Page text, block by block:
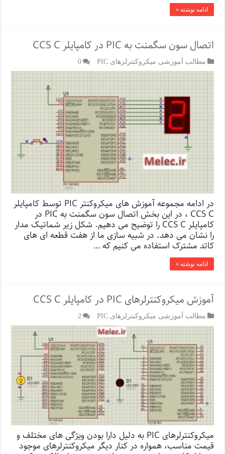
ادامه نوشته »
اتصال سون سگمنت به PIC در کامپایلر CCS C
مطالب آموزشی میکروکنترلرهای PIC 0
در ادامه مجموعه آموزش های میکروکنتر PIC توسط کامپایلر
CCS C ، در این بخش اتصال سون سگمنت به PIC در
کامپایلر CCS C را توضیح می دهیم. شکل زیر شماتیک مدار
را نشان می دهد. در شبیه سازی ما از هفت قطعه ای های
کاتد مشترک استفاده می کنیم که …
ادامه نوشته »
آموزش میکروکنترلرهای PIC در کامپایلر CCS C
مطالب آموزشی میکروکنترلرهای PIC 2
میکروکنترلرهای PIC به دلیل دارا بودن ویژگی های مختلف و
قیمت مناسب، همواره در کنار دیگر میکروکنترلرهای موجود